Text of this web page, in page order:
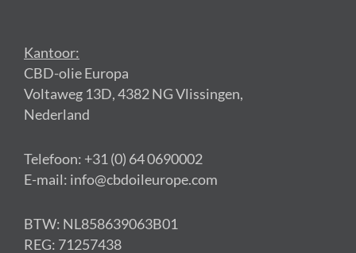
Kantoor:
CBD-olie Europa
Voltaweg 13D, 4382 NG Vlissingen,
Nederland
Telefoon: +31 (0) 64 0690002
E-mail: info@cbdoileurope.com
BTW: NL858639063B01
REG: 71257438